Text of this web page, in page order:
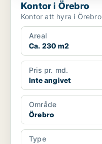
Kontor i Örebro
Kontor att hyra i Örebro
Areal
Ca. 230 m2
Pris pr. md.
Inte angivet
Område
Örebro
Type